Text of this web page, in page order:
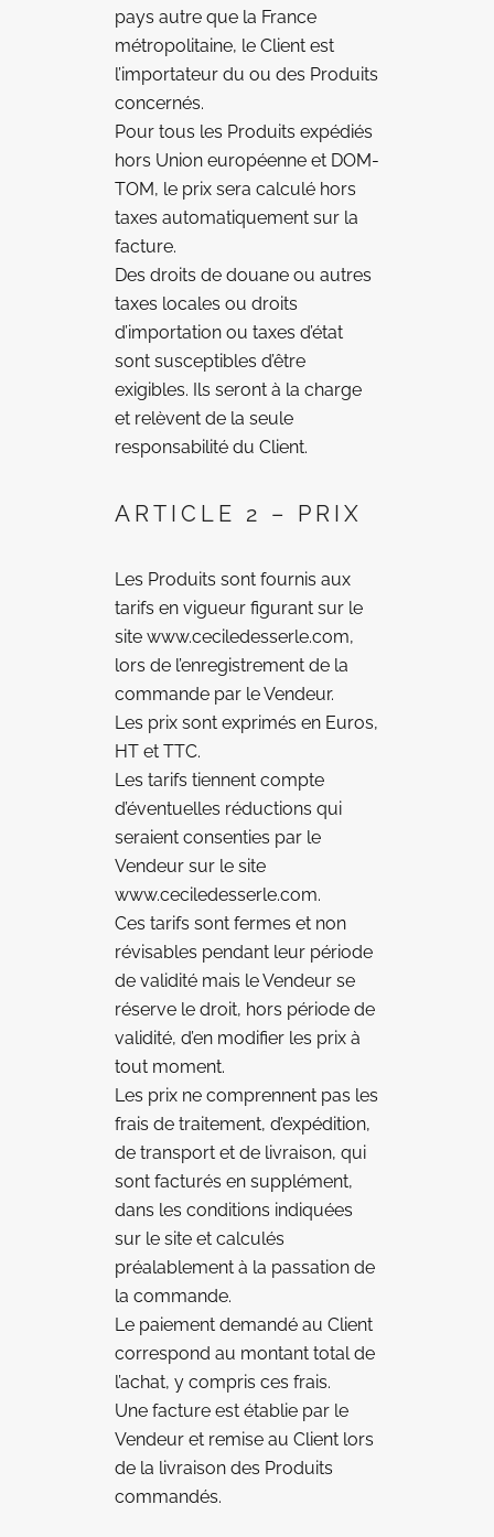
pays autre que la France
métropolitaine, le Client est
l’importateur du ou des Produits
concernés.
Pour tous les Produits expédiés
hors Union européenne et DOM-
TOM, le prix sera calculé hors
taxes automatiquement sur la
facture.
Des droits de douane ou autres
taxes locales ou droits
d’importation ou taxes d’état
sont susceptibles d’être
exigibles. Ils seront à la charge
et relèvent de la seule
responsabilité du Client.
ARTICLE 2 – PRIX
Les Produits sont fournis aux
tarifs en vigueur figurant sur le
site www.ceciledesserle.com,
lors de l’enregistrement de la
commande par le Vendeur.
Les prix sont exprimés en Euros,
HT et TTC.
Les tarifs tiennent compte
d’éventuelles réductions qui
seraient consenties par le
Vendeur sur le site
www.ceciledesserle.com.
Ces tarifs sont fermes et non
révisables pendant leur période
de validité mais le Vendeur se
réserve le droit, hors période de
validité, d’en modifier les prix à
tout moment.
Les prix ne comprennent pas les
frais de traitement, d’expédition,
de transport et de livraison, qui
sont facturés en supplément,
dans les conditions indiquées
sur le site et calculés
préalablement à la passation de
la commande.
Le paiement demandé au Client
correspond au montant total de
l’achat, y compris ces frais.
Une facture est établie par le
Vendeur et remise au Client lors
de la livraison des Produits
commandés.